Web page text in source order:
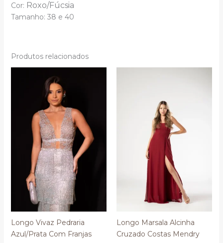
Cor: Roxo/Fúcsia
Tamanho: 38 e 40
Produtos relacionados
Longo Vivaz Pedraria
Azul/Prata Com Franjas
Longo Marsala Alcinha
Cruzado Costas Mendry